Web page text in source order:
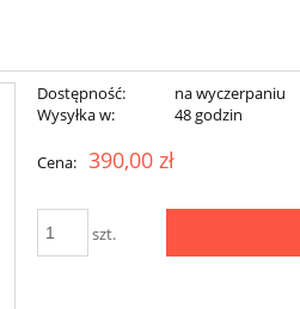
Dostępność:
na wyczerpaniu
Wysyłka w:
48 godzin
Cena: 390,00 zł
szt.